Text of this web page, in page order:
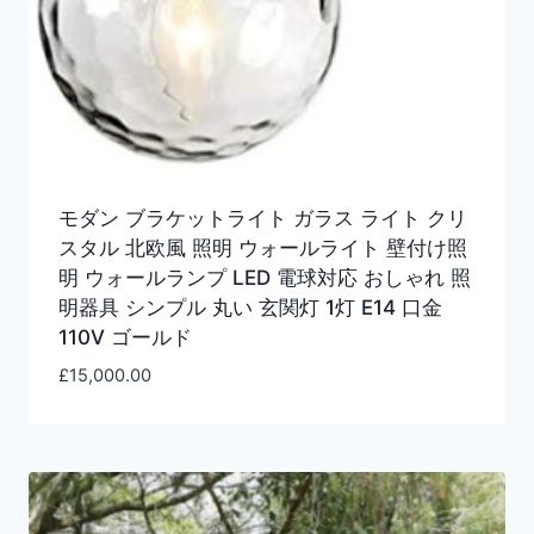
モダン ブラケットライト ガラス ライト クリ
スタル 北欧風 照明 ウォールライト 壁付け照
明 ウォールランプ LED 電球対応 おしゃれ 照
明器具 シンプル 丸い 玄関灯 1灯 E14 口金
110V ゴールド
£15,000.00